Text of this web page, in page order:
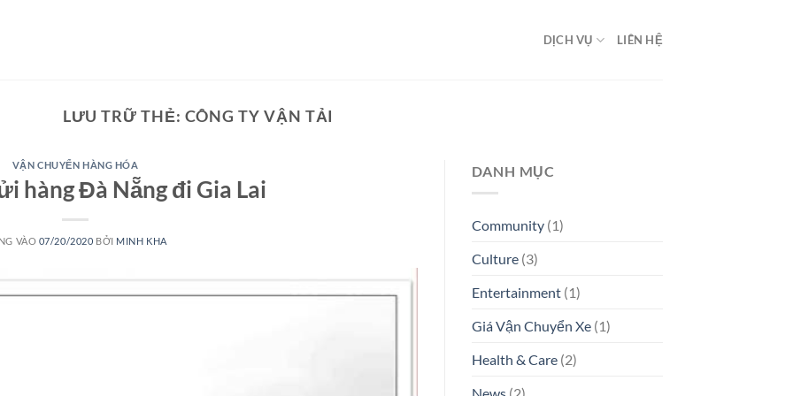
DỊCH VỤ LIÊN HỆ
LƯU TRỮ THẺ: CÔNG TY VẬN TẢI
VẬN CHUYỂN HÀNG HÓA
hàng Đà Nẵng đi Gia Lai
VÀO 07/20/2020 BỞI MINH KHA
DANH MỤC
Community(1)
Culture(3)
Entertainment(1)
Giá Vận Chuyển Xe(1)
Health & Care(2)